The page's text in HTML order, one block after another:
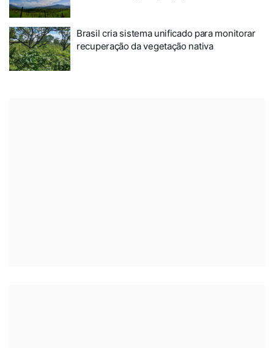
Brasil cria sistema unificado para monitorar
recuperação da vegetação nativa